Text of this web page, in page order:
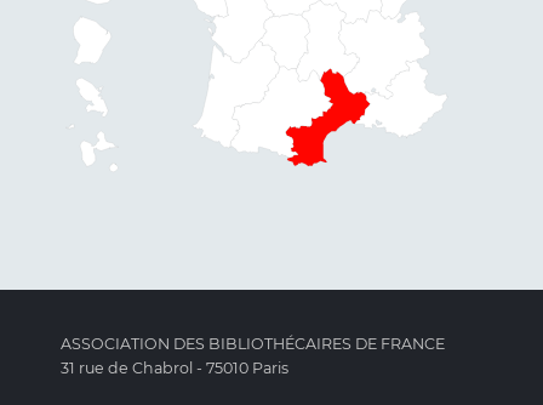
ASSOCIATION DES BIBLIOTHÉCAIRES DE FRANCE
31 rue de Chabrol - 75010 Paris